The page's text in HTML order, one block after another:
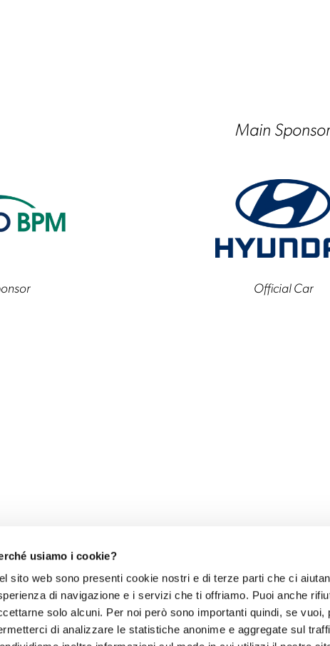
usiamo i cookie?
sito web sono presenti cookie nostri e di terze parti che ci
di navigazione e i servizi che ti offriamo. Puoi anche
solo alcuni. Per noi però sono importanti quindi, se vuoi,
di analizzare le statistiche anonime e aggregate sul
Main Sponsor
Official Car
INFOLINE